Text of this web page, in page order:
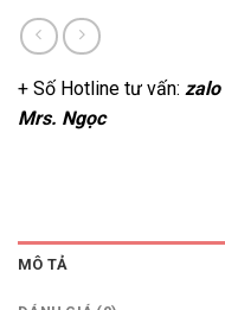
+ Số Hotline tư vấn: zalo
Mrs. Ngọc
MÔ TẢ